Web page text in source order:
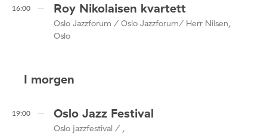
16:00 Roy Nikolaisen kvartett
Oslo Jazzforum / Oslo Jazzforum/ Herr Nilsen,
Oslo
I morgen
19:00 Oslo Jazz Festival
Oslo jazzfestival / ,